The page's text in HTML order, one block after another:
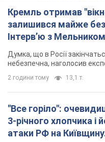
Кремль отримав
залишився майже без
Інтерв’ю з Мельником
Думка, що в Росії
небезпечна, наголосив
2 години тому 13,1 т.
"Все горіло":
3-річного хлопчика і
атаки РФ на